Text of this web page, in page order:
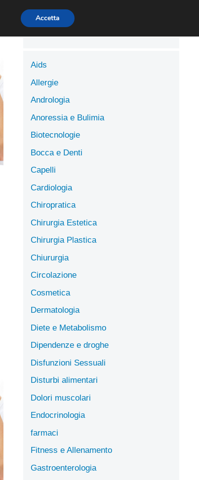
SCIENZE DELL’ALIMENTAZIONE
Aids
Allergie
Andrologia
Anoressia e Bulimia
Biotecnologie
Bocca e Denti
Capelli
Cardiologia
Chiropratica
Chirurgia Estetica
Chirurgia Plastica
Chiururgia
Circolazione
Cosmetica
Dermatologia
Diete e Metabolismo
Dipendenze e droghe
Disfunzioni Sessuali
Disturbi alimentari
Dolori muscolari
Endocrinologia
farmaci
Fitness e Allenamento
Gastroenterologia
Accetta